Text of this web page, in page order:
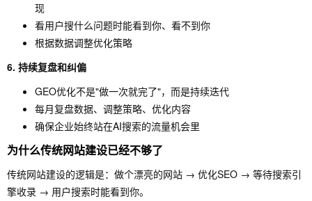
现
看用户搜什么问题时能看到你、看不到你
根据数据调整优化策略
6. 持续复盘和纠偏
GEO优化不是"做一次就完了"，而是持续迭代
每月复盘数据、调整策略、优化内容
确保企业始终站在AI搜索的流量机会里
为什么传统网站建设已经不够了
传统网站建设的逻辑是：做个漂亮的网站 → 优化SEO → 等待搜索引
擎收录 → 用户搜索时能看到你。